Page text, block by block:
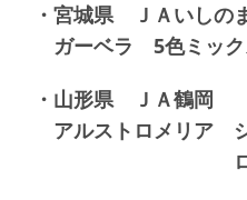
・宮城県 ＪＡいしの
ガーベラ 5色ミッ
・山形県 ＪＡ鶴岡
アルストロメリア
ロレーヌ